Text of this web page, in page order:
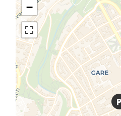
−